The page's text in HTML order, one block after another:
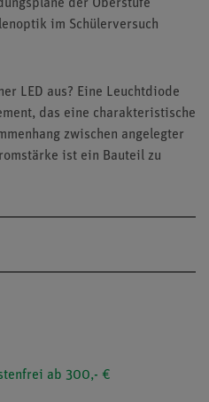
der Oberstufe
im Schülerversuch
LED aus? Eine Leuchtdiode
das eine charakteristische
zwischen angelegter
ist ein Bauteil zu
ab 300,- €